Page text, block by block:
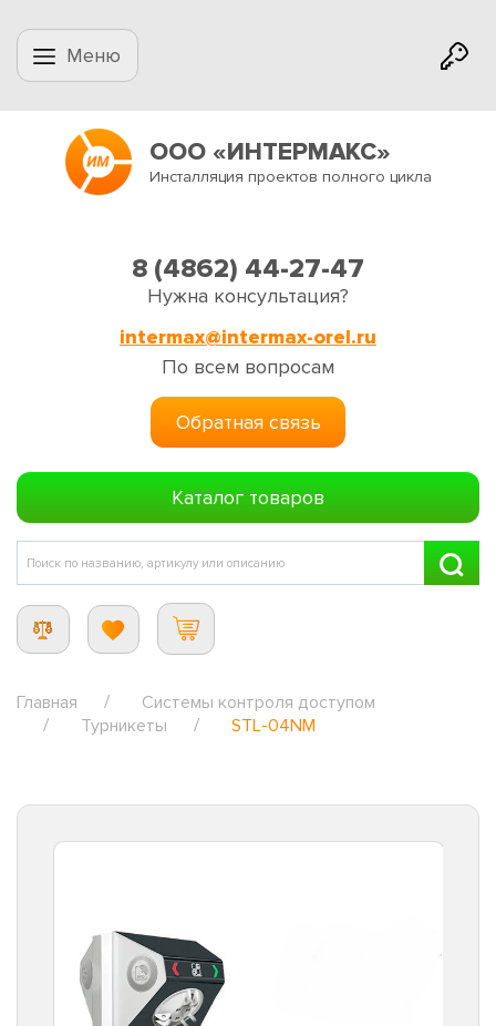
Меню
ООО «ИНТЕРМАКС»
Инсталляция проектов полного цикла
8 (4862) 44-27-47
Нужна консультация?
intermax@intermax-orel.ru
По всем вопросам
Обратная связь
Каталог товаров
Главная
Системы контроля доступом
Турникеты
STL-04NM